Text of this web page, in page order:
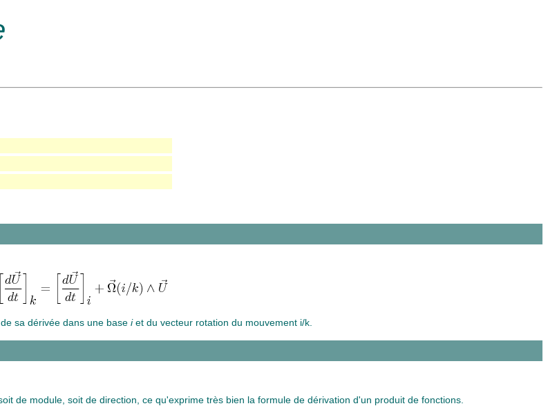
sa dérivée dans une base iet du vecteur rotation du mouvement i/k.
de module, soit de direction, ce qu'exprime très bien la formule de dérivation d'un produit de fonctions.